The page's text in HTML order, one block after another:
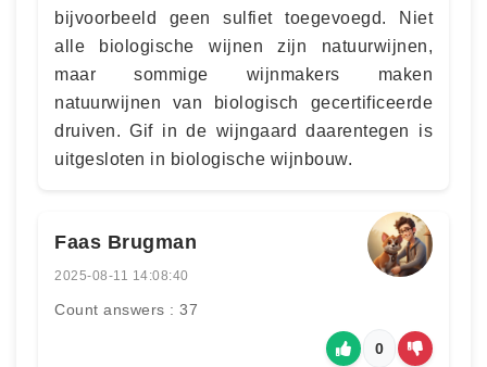
bijvoorbeeld geen sulfiet toegevoegd. Niet
alle biologische wijnen zijn natuurwijnen,
maar sommige wijnmakers maken
natuurwijnen van biologisch gecertificeerde
druiven. Gif in de wijngaard daarentegen is
uitgesloten in biologische wijnbouw.
Faas Brugman
2025-08-11 14:08:40
Count answers : 37
0